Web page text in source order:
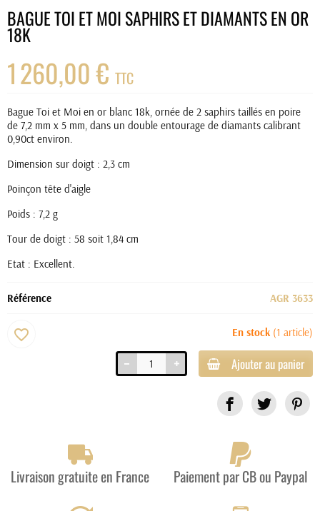
BAGUE TOI ET MOI SAPHIRS ET DIAMANTS EN OR
18K
1 260,00 € TTC
Bague Toi et Moi en or blanc 18k, ornée de 2 saphirs taillés en poire
de 7,2 mm x 5 mm, dans un double entourage de diamants calibrant
0,90ct environ.
Dimension sur doigt : 2,3 cm
Poinçon tête d'aigle
Poids : 7,2 g
Tour de doigt : 58 soit 1,84 cm
Etat : Excellent.
Référence AGR 3633
En stock (1 article)
Ajouter au panier
favorite_border
Livraison gratuite en France Paiement par CB ou Paypal